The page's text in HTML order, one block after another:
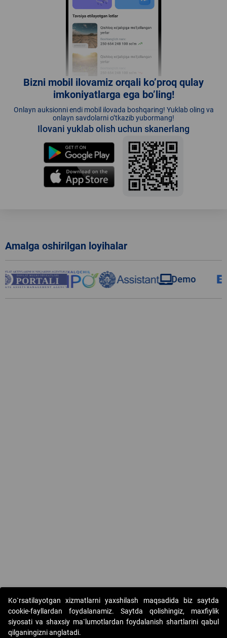
Bizni mobil ilovamiz orqali ko’proq qulay
imkoniyatlarga ega bo’ling!
Onlayn auksionni endi mobil ilovada boshqaring! Yuklab oling va
onlayn savdolarni o’tkazib yubormang!
Ilovani yuklab olish uchun skanerlang
Amalga oshirilgan loyihalar
Demo
Copyright © 2017-2026. "Elektron onlayn-auksionlarni
tashkil etish" AJ. Barcha huquqlar himoyalangan
Ko`rsatilayotgan xizmatlarni yaxshilash maqsadida biz saytda
cookie-fayllardan foydalanamiz. Saytda qolishingiz, maxfiylik
siyosati va shaxsiy ma`lumotlardan foydalanish shartlarini qabul
qilganingizni anglatadi.